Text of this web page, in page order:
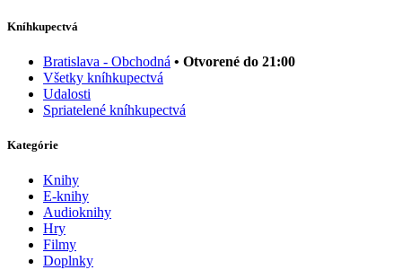
Kníhkupectvá
Bratislava - Obchodná • Otvorené do 21:00
Všetky kníhkupectvá
Udalosti
Spriatelené kníhkupectvá
Kategórie
Knihy
E-knihy
Audioknihy
Hry
Filmy
Doplnky